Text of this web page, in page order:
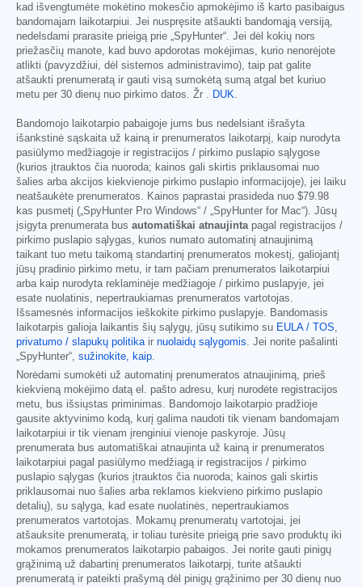
kad išvengtumėte mokėtino mokesčio apmokėjimo iš karto pasibaigus
bandomajam laikotarpiui. Jei nuspręsite atšaukti bandomąją versiją,
nedelsdami prarasite prieigą prie „SpyHunter“. Jei dėl kokių nors
priežasčių manote, kad buvo apdorotas mokėjimas, kurio nenorėjote
atlikti (pavyzdžiui, dėl sistemos administravimo), taip pat galite
atšaukti prenumeratą ir gauti visą sumokėtą sumą atgal bet kuriuo
metu per 30 dienų nuo pirkimo datos. Žr . DUK.
Bandomojo laikotarpio pabaigoje jums bus nedelsiant išrašyta
išankstinė sąskaita už kainą ir prenumeratos laikotarpį, kaip nurodyta
pasiūlymo medžiagoje ir registracijos / pirkimo puslapio sąlygose
(kurios įtrauktos čia nuoroda; kainos gali skirtis priklausomai nuo
šalies arba akcijos kiekvienoje pirkimo puslapio informacijoje), jei laiku
neatšaukėte prenumeratos. Kainos paprastai prasideda nuo $79.98
kas pusmetį („SpyHunter Pro Windows“ / „SpyHunter for Mac“). Jūsų
įsigyta prenumerata bus automatiškai atnaujintapagal registracijos /
pirkimo puslapio sąlygas, kurios numato automatinį atnaujinimą
taikant tuo metu taikomą standartinį prenumeratos mokestį, galiojantį
jūsų pradinio pirkimo metu, ir tam pačiam prenumeratos laikotarpiui
arba kaip nurodyta reklaminėje medžiagoje / pirkimo puslapyje, jei
esate nuolatinis, nepertraukiamas prenumeratos vartotojas.
Išsamesnės informacijos ieškokite pirkimo puslapyje. Bandomasis
laikotarpis galioja laikantis šių sąlygų, jūsų sutikimo su EULA / TOS,
privatumo / slapukų politikair nuolaidų sąlygomis. Jei norite pašalinti
„SpyHunter“, sužinokite, kaip.
Norėdami sumokėti už automatinį prenumeratos atnaujinimą, prieš
kiekvieną mokėjimo datą el. pašto adresu, kurį nurodėte registracijos
metu, bus išsiųstas priminimas. Bandomojo laikotarpio pradžioje
gausite aktyvinimo kodą, kurį galima naudoti tik vienam bandomajam
laikotarpiui ir tik vienam įrenginiui vienoje paskyroje. Jūsų
prenumerata bus automatiškai atnaujinta už kainą ir prenumeratos
laikotarpiui pagal pasiūlymo medžiagą ir registracijos / pirkimo
puslapio sąlygas (kurios įtrauktos čia nuoroda; kainos gali skirtis
priklausomai nuo šalies arba reklamos kiekvieno pirkimo puslapio
detalių), su sąlyga, kad esate nuolatinės, nepertraukiamos
prenumeratos vartotojas. Mokamų prenumeratų vartotojai, jei
atšauksite prenumeratą, ir toliau turėsite prieigą prie savo produktų iki
mokamos prenumeratos laikotarpio pabaigos. Jei norite gauti pinigų
grąžinimą už dabartinį prenumeratos laikotarpį, turite atšaukti
prenumeratą ir pateikti prašymą dėl pinigų grąžinimo per 30 dienų nuo